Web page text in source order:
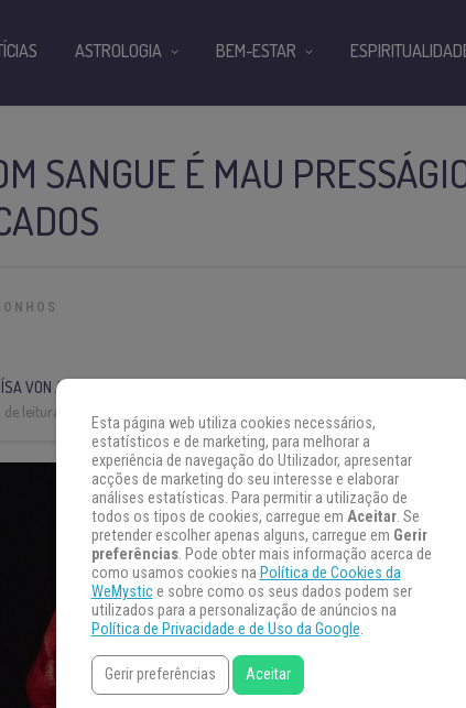
SANGUE É MAU
VON AH
leitura:
ASTROLOGIA BEM-ESTAR
Esta página web utiliza cookies necessários,
estatísticos e de marketing, para melhorar a
experiência de navegação do Utilizador, apresentar
acções de marketing do seu interesse e elaborar
análises estatísticas. Para permitir a utilização de
todos os tipos de cookies, carregue em Aceitar. Se
pretender escolher apenas alguns, carregue em Gerir
preferências. Pode obter mais informação acerca de
como usamos cookies na Política de Cookies da
WeMystice sobre como os seus dados podem ser
utilizados para a personalização de anúncios na
Política de Privacidade e de Uso da Google.
Gerir preferências Aceitar